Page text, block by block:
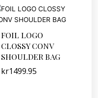
FOIL LOGO
CLOSSY CONV
SHOULDER BAG
kr1499.95